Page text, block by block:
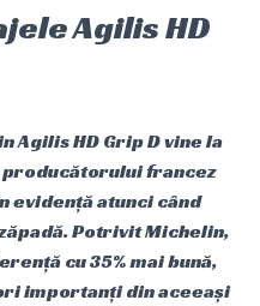
Agilis HD
Agilis HD Grip D vine la
producătorului francez
evidență atunci când
Potrivit Michelin,
cu 35% mai bună,
importanți din aceeași